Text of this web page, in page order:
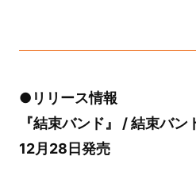
●リリース情報
『結束バンド』 / 結束バン
12月28日発売